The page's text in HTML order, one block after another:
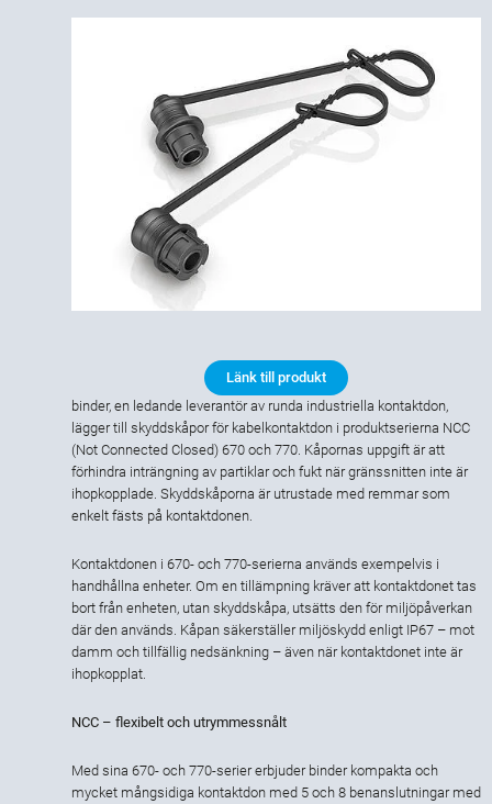
Länk till produkt
binder, en ledande leverantör av runda industriella kontaktdon,
lägger till skyddskåpor för kabelkontaktdon i produktserierna NCC
(Not Connected Closed) 670 och 770. Kåpornas uppgift är att
förhindra inträngning av partiklar och fukt när gränssnitten inte är
ihopkopplade. Skyddskåporna är utrustade med remmar som
enkelt fästs på kontaktdonen.
Kontaktdonen i 670- och 770-serierna används exempelvis i
handhållna enheter. Om en tillämpning kräver att kontaktdonet tas
bort från enheten, utan skyddskåpa, utsätts den för miljöpåverkan
där den används. Kåpan säkerställer miljöskydd enligt IP67 – mot
damm och tillfällig nedsänkning – även när kontaktdonet inte är
ihopkopplat.
NCC – flexibelt och utrymmessnålt
Med sina 670- och 770-serier erbjuder binder kompakta och
mycket mångsidiga kontaktdon med 5 och 8 benanslutningar med